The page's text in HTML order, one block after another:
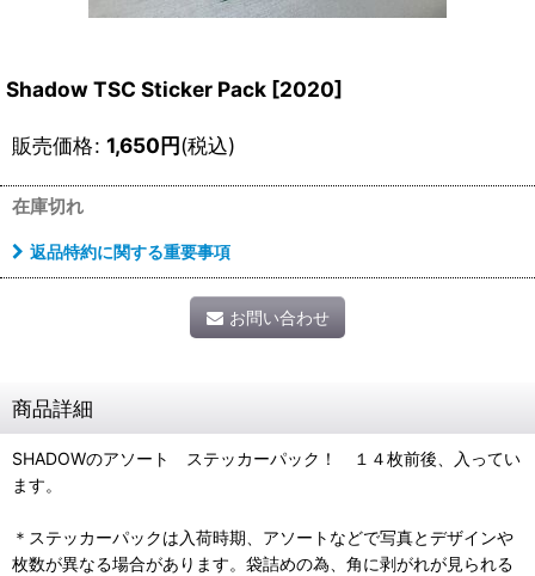
Shadow TSC Sticker Pack [2020]
販売価格: 1,650円(税込)
在庫切れ
返品特約に関する重要事項
お問い合わせ
商品詳細
SHADOWのアソート ステッカーパック！ １４枚前後、入ってい
ます。
＊ステッカーパックは入荷時期、アソートなどで写真とデザインや
枚数が異なる場合があります。袋詰めの為、角に剥がれが見られる